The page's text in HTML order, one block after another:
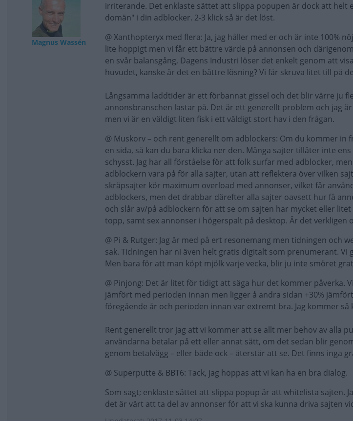
Magnus Wassén
irriterande. Det enklaste sättet att slippa popupen är dock att helt
domän" i din adblocker. 2-3 klick så är det löst.
@ Xanthopteryx med flera: Ja, jag håller med er och är inte 100%
lite hoppigt men vi får ett bättre värde på annonsen och
en svår balansgång, Dagens Industri löser det enkelt genom att
huvudet, kanske är det en bättre lösning? Vi får skruva litet till på
Långsamma laddtider är ett förbannat gissel och det blir värre ju
annonsbranschen lastar på. Det är ett generellt problem och jag
men vi är en väldigt liten fisk i ett väldigt stort hav i den frågan.
@ Muskorv – och rent generellt om adblockers: Om du kommer in
en sida, så kan du bara klicka ner den. Många sajter tillåter inte
schysst. Jag har all förståelse för att folk surfar med adblocker,
adblockern vara på för alla sajter, utan att reflektera över vilken
skräpsajter kör maximum overload med annonser, vilket får
adblockers, men det drabbar därefter alla sajter oavsett hur få
och slår av/på adblockern för att se om sajten har mycket eller
topp, samt sex annonser i högerspalt på desktop. Är det verkligen
@ Pi & Rutger: Jag är med på ert resonemang men tidningen och
sak. Tidningen har ni även helt gratis digitalt som prenumerant. Vi
Men bara för att man köpt mjölk varje vecka, blir ju inte smöret
@ Pinjong: Det är litet för tidigt att säga hur det kommer påverka.
jämfört med perioden innan men ligger å andra sidan +30%
föregående år och perioden innan var extremt bra. Jag kommer
Rent generellt tror jag att vi kommer att se allt mer behov av alla
användarna betalar på ett eller annat sätt, om det sedan blir
genom betalvägg – eller både ock – återstår att se. Det finns inga
@ Superputte & BBT6: Tack, jag hoppas att vi kan ha en bra dialog.
Som sagt; enklaste sättet att slippa popup är att whitelista sajten.
det är värt att ta del av annonser för att vi ska kunna driva sajten